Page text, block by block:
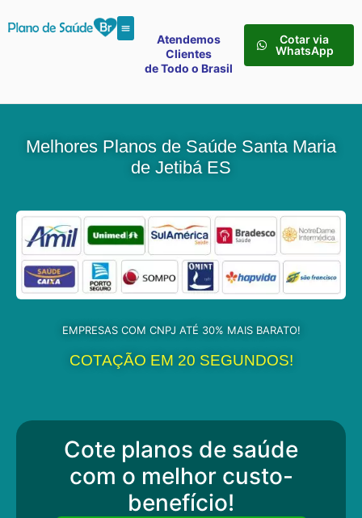
Atendemos
Clientes
de Todo o Brasil
Cotar via
WhatsApp
Melhores Planos de Saúde Santa Maria
de Jetibá ES
EMPRESAS COM CNPJ ATÉ 30% MAIS BARATO!
COTAÇÃO EM 20 SEGUNDOS!
Cote planos de saúde
com o melhor custo-
benefício!